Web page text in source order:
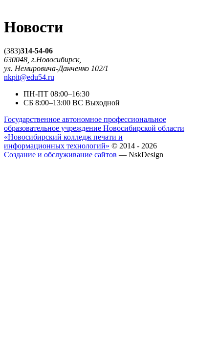
Новости
(383)314-54-06
630048, г.Новосибирск,
ул. Немировича-Данченко 102/1
nkpit@edu54.ru
ПН-ПТ 08:00–16:30
CБ 8:00–13:00 ВС Выходной
Государственное автономное профессиональное
образовательное учреждение Новосибирской области
«Новосибирский колледж печати и
информационных технологий» © 2014 - 2026
Создание и обслуживание сайтов — NskDesign